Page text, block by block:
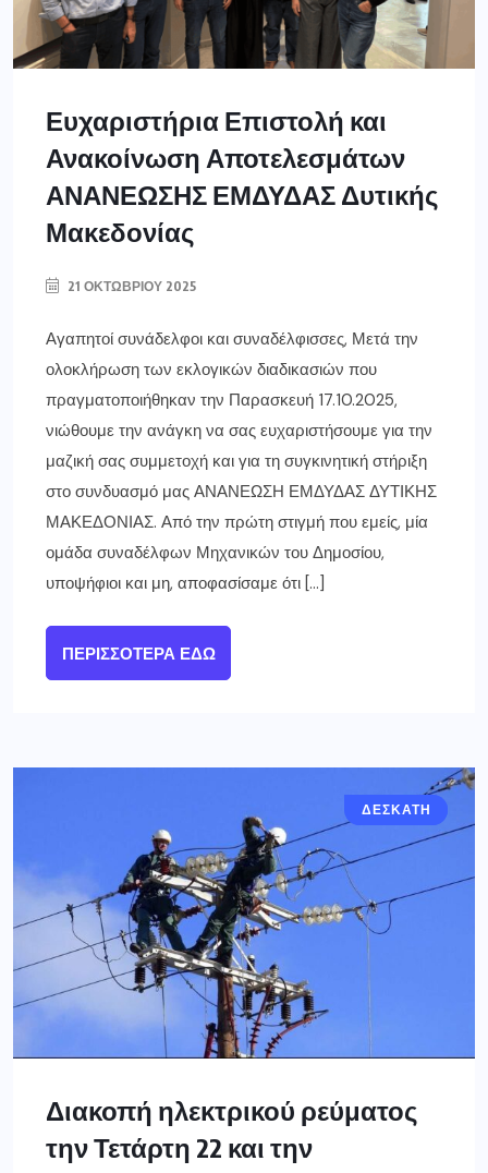
Ευχαριστήρια Επιστολή και
Ανακοίνωση Αποτελεσμάτων
ΑΝΑΝΕΩΣΗΣ ΕΜΔΥΔΑΣ Δυτικής
Μακεδονίας
21 ΟΚΤΩΒΡΊΟΥ 2025
Αγαπητοί συνάδελφοι και συναδέλφισσες, Μετά την
ολοκλήρωση των εκλογικών διαδικασιών που
πραγματοποιήθηκαν την Παρασκευή 17.10.2025,
νιώθουμε την ανάγκη να σας ευχαριστήσουμε για την
μαζική σας συμμετοχή και για τη συγκινητική στήριξη
στο συνδυασμό μας ΑΝΑΝΕΩΣΗ ΕΜΔΥΔΑΣ ΔΥΤΙΚΗΣ
ΜΑΚΕΔΟΝΙΑΣ. Από την πρώτη στιγμή που εμείς, μία
ομάδα συναδέλφων Μηχανικών του Δημοσίου,
υποψήφιοι και μη, αποφασίσαμε ότι […]
ΠΕΡΙΣΣΌΤΕΡΑ ΕΔΏ
ΓΡΕΒΕΝΑ
ΔΕΣΚΑΤΗ
Διακοπή ηλεκτρικού ρεύματος
την Τετάρτη 22 και την